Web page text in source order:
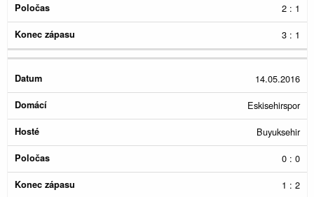
2 : 1
3 : 1
14.05.2016
Eskisehirspor
Buyuksehir
0 : 0
1 : 2